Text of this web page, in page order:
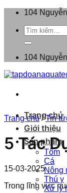
104
Tìm
kiếm:
104
Trang chủ
Giới thiệu
Sản phẩm
Tôm
Cá
Nông
Thú y
Xử lý
Trang chủ/Tin
5 Tác
15-03-2025
Trong lĩnh vực